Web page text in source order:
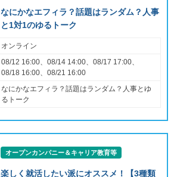
なにかなエフィラ？話題はランダム？人事
と1対1のゆるトーク
オンライン
08/12 16:00、08/14 14:00、08/17 17:00、
08/18 16:00、08/21 16:00
なにかなエフィラ？話題はランダム？人事とゆ
るトーク
オープンカンパニー＆キャリア教育等
楽しく就活したい派にオススメ！【3種類